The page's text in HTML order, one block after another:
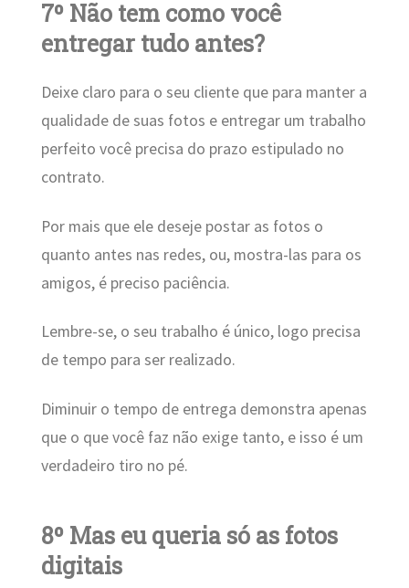
7º Não tem como você
entregar tudo antes?
Deixe claro para o seu cliente que para manter a
qualidade de suas fotos e entregar um trabalho
perfeito você precisa do prazo estipulado no
contrato.
Por mais que ele deseje postar as fotos o
quanto antes nas redes, ou, mostra-las para os
amigos, é preciso paciência.
Lembre-se, o seu trabalho é único, logo precisa
de tempo para ser realizado.
Diminuir o tempo de entrega demonstra apenas
que o que você faz não exige tanto, e isso é um
verdadeiro tiro no pé.
8º Mas eu queria só as fotos
digitais